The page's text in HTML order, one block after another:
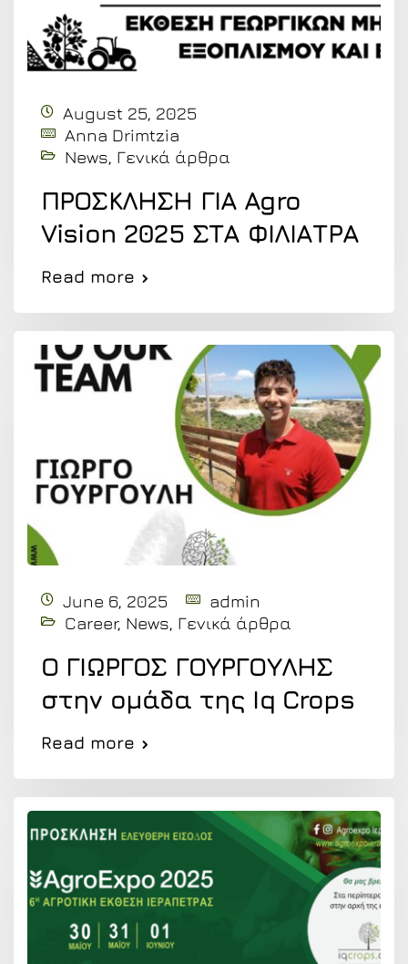
August 25, 2025
Anna Drimtzia
News, Γενικά άρθρα
ΠΡΟΣΚΛΗΣΗ ΓΙΑ Agro
Vision 2025 ΣΤΑ ΦΙΛΙΑΤΡΑ
Read more
June 6, 2025
admin
Career, News, Γενικά άρθρα
Ο ΓΙΩΡΓΟΣ ΓΟΥΡΓΟΥΛΗΣ
στην ομάδα της Iq Crops
Read more